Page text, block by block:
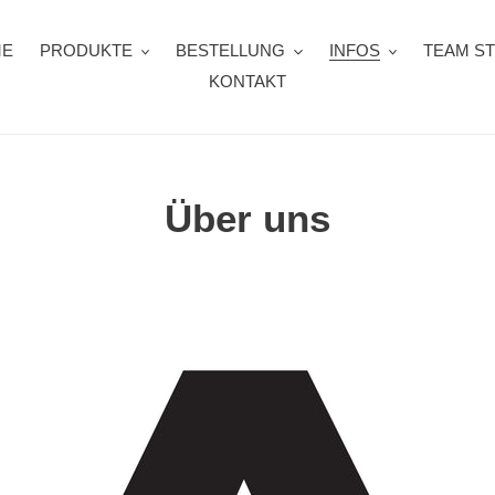
PRODUKTE BESTELLUNG INFOS
TEAM
KONTAKT
Über uns